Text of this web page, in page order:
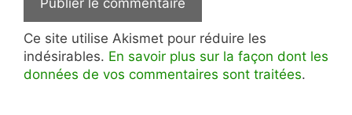
Ce site utilise Akismet pour réduire les
indésirables. En savoir plus sur la façon dont les
données de vos commentaires sont traitées.